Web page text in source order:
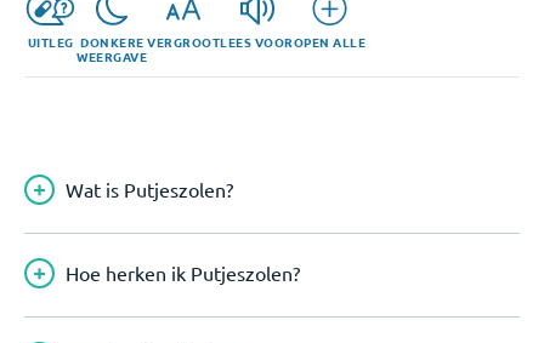
UITLEG DONKERE
WEERGAVE
VERGROOTLEES VOOROPEN ALLE
Wat is Putjeszolen?
Hoe herken ik Putjeszolen?